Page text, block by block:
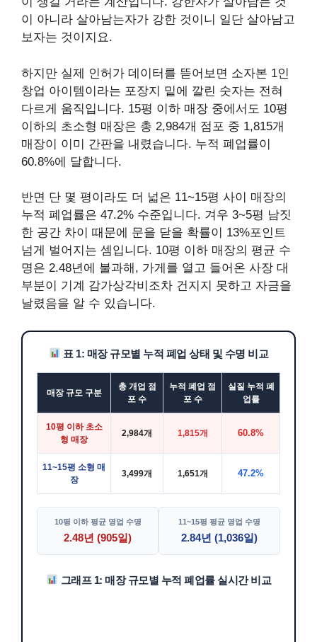
이 아니라 살아남는자가 강한 것이니 일단 살아남고
보자는 것이지요.
하지만 실제 인허가 데이터를 뜯어보면 소자본 1인
창업 아이템이라는 포장지 밑에 깔린 숫자는 전혀
다르게 움직입니다. 15평 이하 매장 중에서도 10평
이하의 초소형 매장은 총 2,984개 점포 중 1,815개
매장이 이미 간판을 내렸습니다. 누적 폐업률이
60.8%에 달합니다.
반면 단 몇 평이라도 더 넓은 11~15평 사이 매장의
누적 폐업률은 47.2% 수준입니다. 겨우 3~5평 남짓
한 공간 차이 때문에 문을 닫을 확률이 13%포인트
넘게 벌어지는 셈입니다. 10평 이하 매장의 평균 수
명은 2.48년에 불과해, 가게를 열고 들어온 사장 대
부분이 기계 감가상각비조차 건지지 못하고 자금을
날렸음을 알 수 있습니다.
표 1: 매장 규모별 누적 폐업 상태 및 수명 비교
매장 규모 구분
총 개업 점
포 수
누적 폐업 점
포 수
실질 누적 폐
업률
10평 이하 초소
형 매장
2,984개 1,815개 60.8%
11~15평 소형 매
장
3,499개 1,651개 47.2%
10평 이하 평균 영업 수명
2.48년 (905일)
11~15평 평균 영업 수명
2.84년 (1,036일)
그래프 1: 매장 규모별 누적 폐업률 실시간 비교